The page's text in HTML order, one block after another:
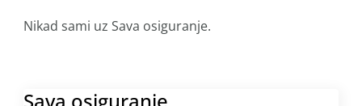
Nikad sami uz Sava osiguranje.